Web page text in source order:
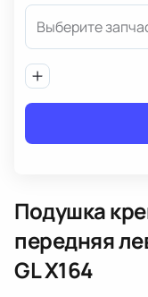
Выберите
Подушка
передняя
GL X164